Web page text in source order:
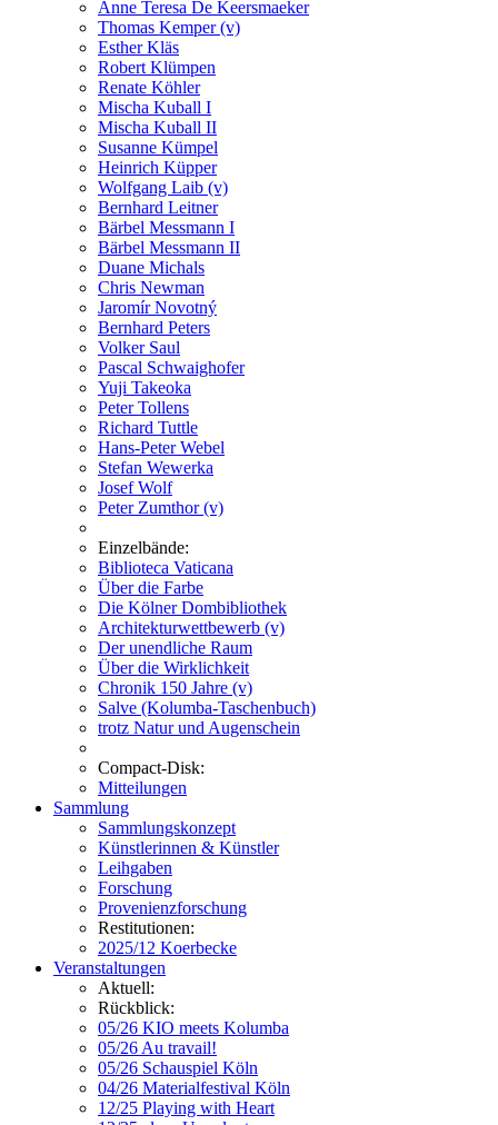
Anne Teresa De Keersmaeker
Thomas Kemper (v)
Esther Kläs
Robert Klümpen
Renate Köhler
Mischa Kuball I
Mischa Kuball II
Susanne Kümpel
Heinrich Küpper
Wolfgang Laib (v)
Bernhard Leitner
Bärbel Messmann I
Bärbel Messmann II
Duane Michals
Chris Newman
Jaromír Novotný
Bernhard Peters
Volker Saul
Pascal Schwaighofer
Yuji Takeoka
Peter Tollens
Richard Tuttle
Hans-Peter Webel
Stefan Wewerka
Josef Wolf
Peter Zumthor (v)
Einzelbände:
Biblioteca Vaticana
Über die Farbe
Die Kölner Dombibliothek
Architekturwettbewerb (v)
Der unendliche Raum
Über die Wirklichkeit
Chronik 150 Jahre (v)
Salve (Kolumba-Taschenbuch)
trotz Natur und Augenschein
Compact-Disk:
Mitteilungen
Sammlung
Sammlungskonzept
Künstlerinnen & Künstler
Leihgaben
Forschung
Provenienzforschung
Restitutionen:
2025/12 Koerbecke
Veranstaltungen
Aktuell:
Rückblick:
05/26 KIO meets Kolumba
05/26 Au travail!
05/26 Schauspiel Köln
04/26 Materialfestival Köln
12/25 Playing with Heart